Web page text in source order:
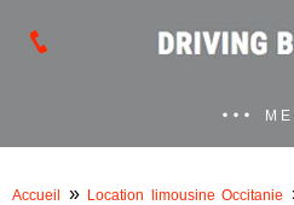
Accueil » Location limousine Occitanie